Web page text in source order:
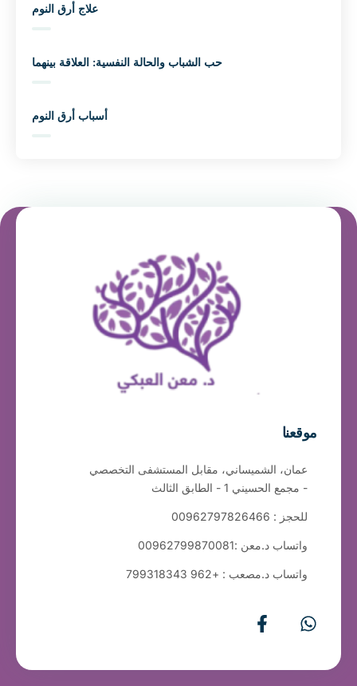
علاج أرق النوم
حب الشباب والحالة النفسية: العلاقة بينهما
أسباب أرق النوم
موقعنا
عمان، الشميساني، مقابل المستشفى التخصصي
- مجمع الحسيني 1 - الطابق الثالث
للحجز : 00962797826466
واتساب د.معن :00962799870081
واتساب د.مصعب : +962 799318343